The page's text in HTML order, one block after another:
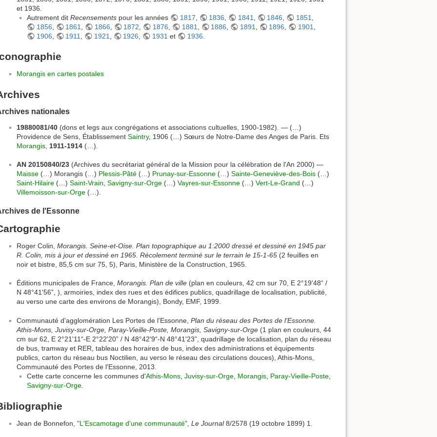
et 1936.
Autrement dit Recensements pour les années 1817 1836 1841 1846 1851
1856
1861 1866 1872 1876 1881 1886 1891 1896 1901
1906
1911 1921 1926 1931 et 1936
Morangis en cartes postales
nationales
19880081/40 (dons et legs aux congrégations et associations cultuelles, 1900-1982). — (…)
Providence de Sens, Établissement Saintry, 1906 (…) Sœurs de Notre-Dame des Anges de Paris. Ets
Morangis 1911-1914 (…).
AN 20150840/23 (Archives du secrétariat général de la Mission pour la célébration de l'An 2000) —
Maisse (…) Morangis (…) Plessis-Pâté (…) Prunay-sur-Essonne (…) Sainte-Geneviève-des-Bois (…)
Saint-Hilaire (…) Saint-Vrain, Savigny-sur-Orge (…) Vayres-sur-Essonne (…) Vert-Le-Grand (…)
Villemoisson-sur-Orge (…).
de l'Essonne
Roger Colin, Morangis. Seine-et-Oise. Plan topographique au 1:2000 dressé et dessiné en 1945 par
R. Colin, mis à jour et dessiné en 1965. Récolement terminé sur le terrain le 15-1-65 (2 feuilles en
noir et bistre, 85,5 cm sur 75, 5), Paris, Ministère de la Construction, 1965.
Éditions municipales de France, Morangis. Plan de ville (plan en couleurs, 42 cm sur 70, E 2°19'48“ /
N 48°41'56”, ), armoiries, index des rues et des édifices publics, quadrillage de localisation, publicité,
au verso une carte des environs de Morangis), Bondy, EMF, 1999.
Communauté d'agglomération Les Portes de l'Essonne, Plan du réseau des Portes de l'Essonne.
Athis-Mons, Juvisy-sur-Orge, Paray-Vieille-Poste, Morangis, Savigny-sur-Orge (1 plan en couleurs, 44
cm sur 62, E 2°21'11“-E 2°22'20” / N 48°42'9“-N 48°41'23”, quadrillage de localisation, plan du réseau
de bus, tramway et RER, tableau des horaires de bus, index des administrations et équipements
publics, carton du réseau bus Noctilien, au verso le réseau des circulations douces), Athis-Mons,
Communauté des Portes de l'Essonne, 2013.
Cette carte concerne les communes d'Athis-Mons Juvisy-sur-Orge Morangis Paray-Vieille-Poste
Savigny-sur-Orge
Jean de Bonnefon, "L'Escamotage d'une communauté" Le Journal8/2578 (19 octobre 1899) 1.